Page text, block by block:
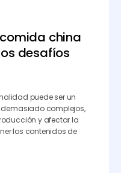
china
desafíos
puede ser un
demasiado complejos,
y afectar la
los contenidos de